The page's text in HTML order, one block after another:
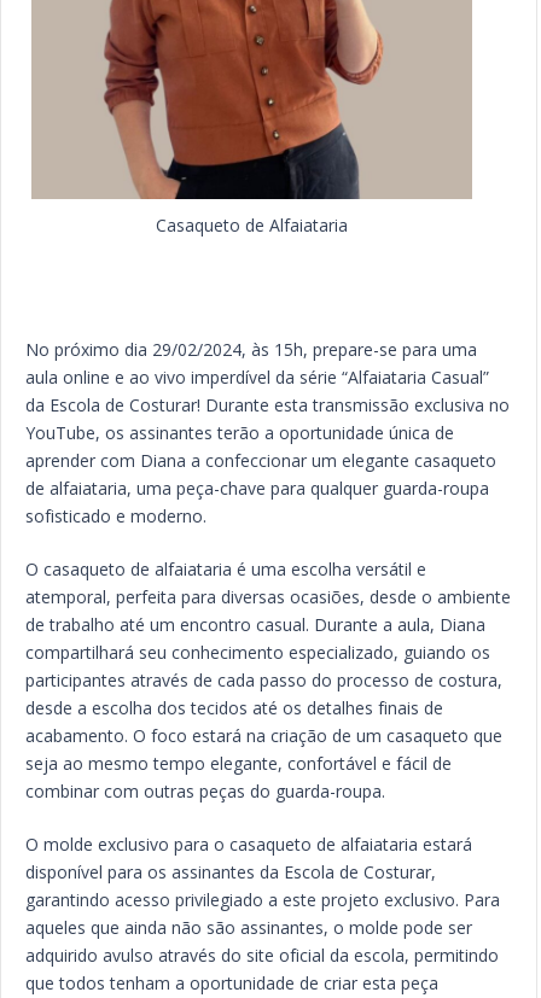
Casaqueto de Alfaiataria
No próximo dia 29/02/2024, às 15h, prepare-se para uma
aula online e ao vivo imperdível da série “Alfaiataria Casual”
da Escola de Costurar! Durante esta transmissão exclusiva no
YouTube, os assinantes terão a oportunidade única de
aprender com Diana a confeccionar um elegante casaqueto
de alfaiataria, uma peça-chave para qualquer guarda-roupa
sofisticado e moderno.
O casaqueto de alfaiataria é uma escolha versátil e
atemporal, perfeita para diversas ocasiões, desde o ambiente
de trabalho até um encontro casual. Durante a aula, Diana
compartilhará seu conhecimento especializado, guiando os
participantes através de cada passo do processo de costura,
desde a escolha dos tecidos até os detalhes finais de
acabamento. O foco estará na criação de um casaqueto que
seja ao mesmo tempo elegante, confortável e fácil de
combinar com outras peças do guarda-roupa.
O molde exclusivo para o casaqueto de alfaiataria estará
disponível para os assinantes da Escola de Costurar,
garantindo acesso privilegiado a este projeto exclusivo. Para
aqueles que ainda não são assinantes, o molde pode ser
adquirido avulso através do site oficial da escola, permitindo
que todos tenham a oportunidade de criar esta peça